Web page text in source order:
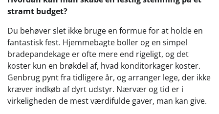
stramt budget?
Du behøver slet ikke bruge en formue for at holde en
fantastisk fest. Hjemmebagte boller og en simpel
bradepandekage er ofte mere end rigeligt, og det
koster kun en brøkdel af, hvad konditorkager koster.
Genbrug pynt fra tidligere år, og arranger lege, der ikke
kræver indkøb af dyrt udstyr. Nærvær og tid er i
virkeligheden de mest værdifulde gaver, man kan give.